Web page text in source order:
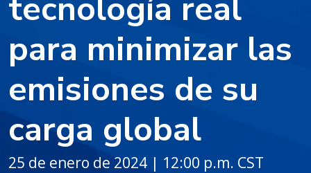
para minimizar las
emisiones de su
carga global
25 de enero de 2024 | 12:00 p.m. CST